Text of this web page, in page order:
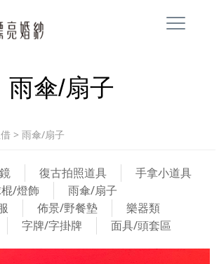
雨傘/扇子
> 雨傘/扇子
復古拍照道具
手拿小道具
/燈飾
雨傘/扇子
佈景/野餐墊
樂器類
字牌/字掛牌 面具/頭套區